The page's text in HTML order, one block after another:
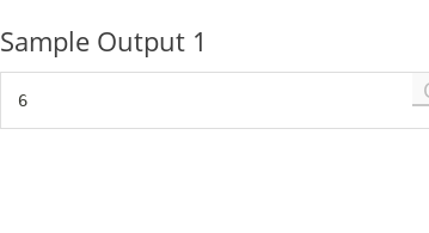
Sample Output 1